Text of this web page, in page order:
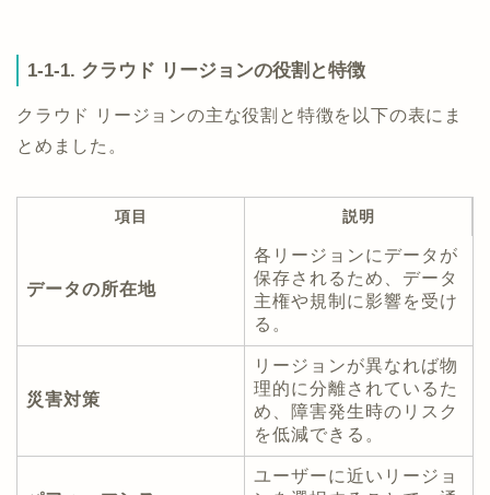
1-1-1. クラウド リージョンの役割と特徴
クラウド リージョンの主な役割と特徴を以下の表にま
とめました。
項目 説明
データの所在地
各リージョンにデータが
保存されるため、データ
主権や規制に影響を受け
る。
災害対策
リージョンが異なれば物
理的に分離されているた
め、障害発生時のリスク
を低減できる。
ユーザーに近いリージョ